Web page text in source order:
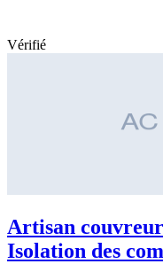
Vérifié
Artisan
Isolation des